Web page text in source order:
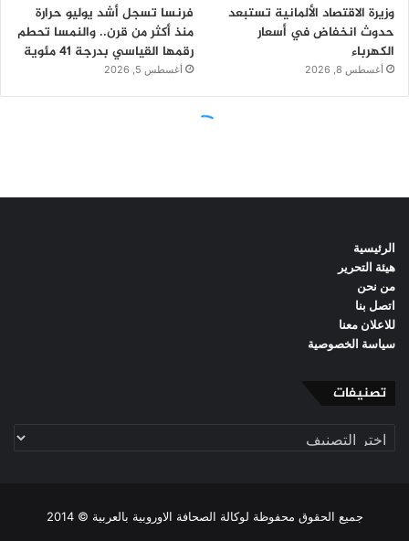
الرئيسية
هيئة التحرير
من نحن
اتصل بنا
للاعلان معنا
سياسة الخصوصية
تصنيفات
تصنيفات
جميع الحقوق محفوظة لوكالة الصحافة الاوروبية بالعربية © 2014